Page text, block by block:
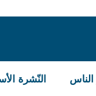
الناس النّشرة